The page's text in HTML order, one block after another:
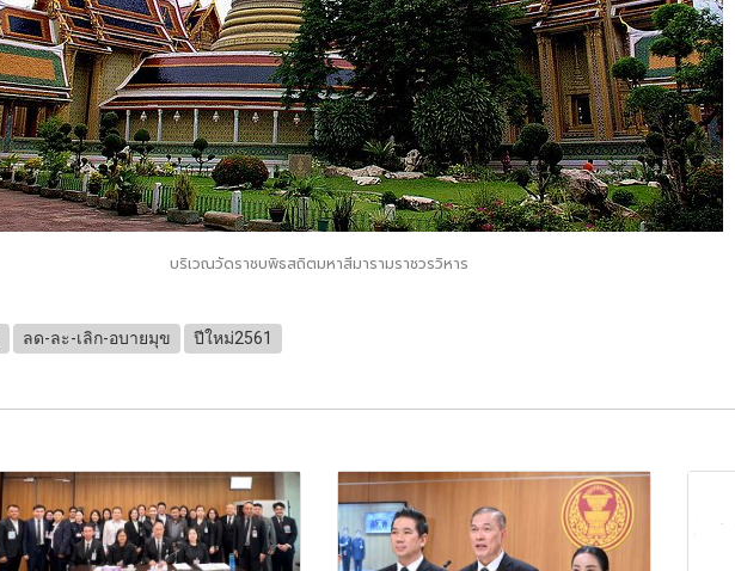
บริเวณวัดราชบพิธสถิตมหาสีมารามราชวรวิหาร
ลด-ละ-เลิก-อบายมุข ปีใหม่2561